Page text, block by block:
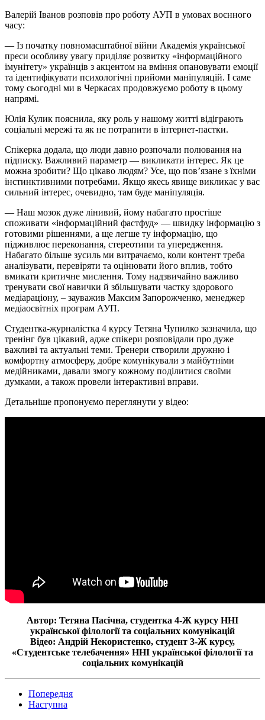
Валерій Іванов розповів про роботу АУП в умовах воєнного
часу:
— Із початку повномасштабної війни Академія української
преси особливу увагу приділяє розвитку «інформаційного
імунітету» українців з акцентом на вміння опановувати емоції
та ідентифікувати психологічні прийоми маніпуляцій. І саме
тому сьогодні ми в Черкасах продовжуємо роботу в цьому
напрямі.
Юлія Кулик пояснила, яку роль у нашому житті відіграють
соціальні мережі та як не потрапити в інтернет-пастки.
Спікерка додала, що люди давно розпочали полювання на
підписку. Важливий параметр — викликати інтерес. Як це
можна зробити? Що цікаво людям? Усе, що пов’язане з їхніми
інстинктивними потребами. Якщо якесь явище викликає у вас
сильний інтерес, очевидно, там буде маніпуляція.
— Наш мозок дуже лінивий, йому набагато простіше
споживати «інформаційний фастфуд» — швидку інформацію з
готовими рішеннями, а ще легше ту інформацію, що
підживлює переконання, стереотипи та упередження.
Набагато більше зусиль ми витрачаємо, коли контент треба
аналізувати, перевіряти та оцінювати його вплив, тобто
вмикати критичне мислення. Тому надзвичайно важливо
тренувати свої навички й збільшувати частку здорового
медіараціону, – зауважив Максим Запорожченко, менеджер
медіаосвітніх програм АУП.
Студентка-журналістка 4 курсу Тетяна Чупилко зазначила, що
тренінг був цікавий, адже спікери розповідали про дуже
важливі та актуальні теми. Тренери створили дружню і
комфортну атмосферу, добре комунікували з майбутніми
медійниками, давали змогу кожному поділитися своїми
думками, а також провели інтерактивні вправи.
Детальніше пропонуємо переглянути у відео:
Автор: Тетяна Пасічна, студентка 4-Ж курсу ННІ
української філології та соціальних комунікацій
Відео: Андрій Некористенко, студент 3-Ж курсу,
«Студентське телебачення» ННІ української філології та
соціальних комунікацій
Попередня
Наступна